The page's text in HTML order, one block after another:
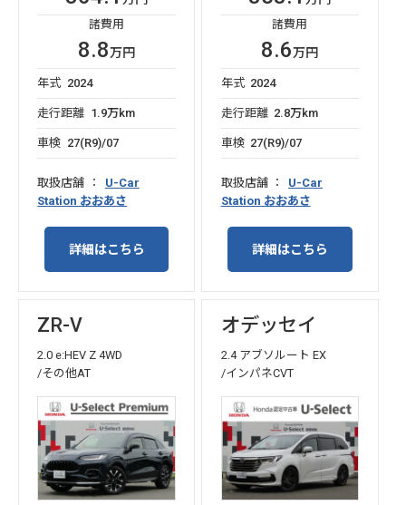
諸費用
8.8万円
年式 2024
走行距離 1.9万km
車検 27(R9)/07
取扱店舗
U-Car
Station おおあさ
詳細はこちら
諸費用
8.6万円
年式 2024
走行距離 2.8万km
車検 27(R9)/07
取扱店舗
U-Car
Station おおあさ
詳細はこちら
ZR-V
2.0 e:HEV Z 4WD
/その他AT
オデッセイ
2.4 アブソルート EX
/インパネCVT